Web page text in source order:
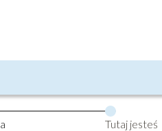
Tutaj jesteś